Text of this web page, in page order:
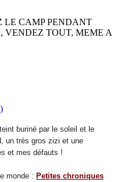
LE CAMP PENDANT
VENDEZ TOUT, MEME A
buriné par le soleil et le
un très gros zizi et une
et mes défauts !
monde : Petites chroniques